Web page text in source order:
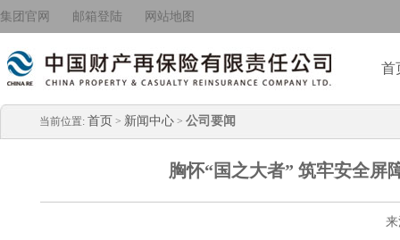
集团官网 邮箱登陆 网站地图
首
当前位置: 首页 > 新闻中心 > 公司要闻
胸怀“国之大者” 筑牢安全屏